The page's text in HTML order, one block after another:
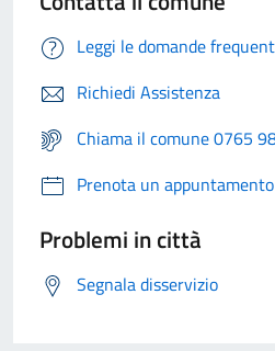
Leggi le domande
Richiedi Assistenza
Chiama il comune 0765
Prenota un appuntamento
Problemi in città
Segnala disservizio